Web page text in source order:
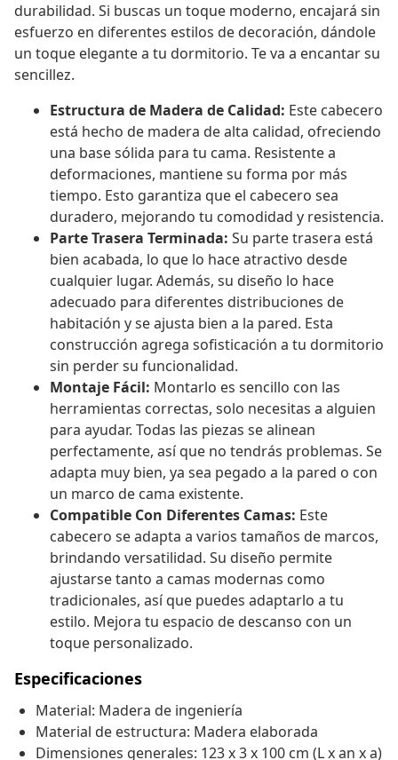
durabilidad. Si buscas un toque moderno, encajará sin
esfuerzo en diferentes estilos de decoración, dándole
un toque elegante a tu dormitorio. Te va a encantar su
sencillez.
Estructura de Madera de Calidad: Este cabecero
está hecho de madera de alta calidad, ofreciendo
una base sólida para tu cama. Resistente a
deformaciones, mantiene su forma por más
tiempo. Esto garantiza que el cabecero sea
duradero, mejorando tu comodidad y resistencia.
Parte Trasera Terminada: Su parte trasera está
bien acabada, lo que lo hace atractivo desde
cualquier lugar. Además, su diseño lo hace
adecuado para diferentes distribuciones de
habitación y se ajusta bien a la pared. Esta
construcción agrega sofisticación a tu dormitorio
sin perder su funcionalidad.
Montaje Fácil: Montarlo es sencillo con las
herramientas correctas, solo necesitas a alguien
para ayudar. Todas las piezas se alinean
perfectamente, así que no tendrás problemas. Se
adapta muy bien, ya sea pegado a la pared o con
un marco de cama existente.
Compatible Con Diferentes Camas: Este
cabecero se adapta a varios tamaños de marcos,
brindando versatilidad. Su diseño permite
ajustarse tanto a camas modernas como
tradicionales, así que puedes adaptarlo a tu
estilo. Mejora tu espacio de descanso con un
toque personalizado.
Especificaciones
Material: Madera de ingeniería
Material de estructura: Madera elaborada
Dimensiones generales: 123 x 3 x 100 cm (L x an x a)